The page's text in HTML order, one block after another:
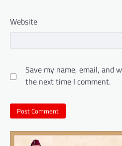
Website
Save my name, email, and
the next time I comment.